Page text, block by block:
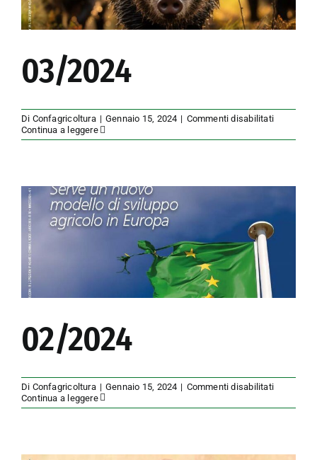
03/2024
Di Confagricoltura | Gennaio 15, 2024 | Commenti disabilitatisu
Continua a leggere
02/2024
Di Confagricoltura | Gennaio 15, 2024 | Commenti disabilitatisu
Continua a leggere